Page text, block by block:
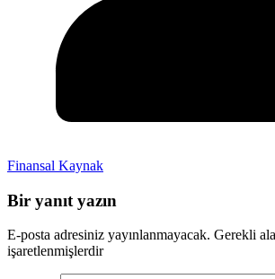
Finansal Kaynak
Bir yanıt yazın
E-posta adresiniz yayınlanmayacak. Gerekli
işaretlenmişlerdir